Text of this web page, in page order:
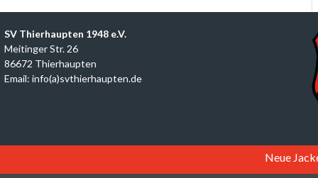
SV Thierhaupten 1948 e.V.
Meitinger Str. 26
86672 Thierhaupten
Email: info(a)svthierhaupten.de
Neue Jacken für